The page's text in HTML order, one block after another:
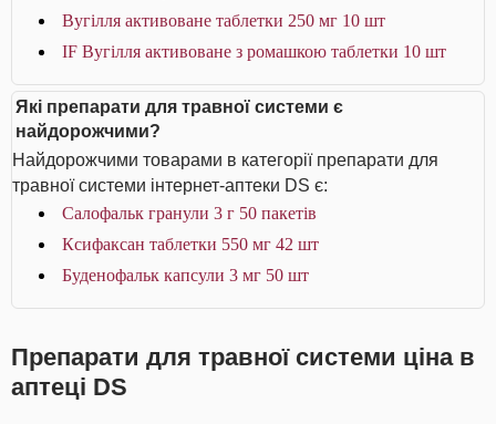
Вугілля активоване таблетки 250 мг 10 шт
IF Вугілля активоване з ромашкою таблетки 10 шт
Які препарати для травної системи є
найдорожчими?
Найдорожчими товарами в категорії препарати для
травної системи інтернет-аптеки DS є:
Салофальк гранули 3 г 50 пакетів
Ксифаксан таблетки 550 мг 42 шт
Буденофальк капсули 3 мг 50 шт
Препарати для травної системи ціна в
аптеці DS